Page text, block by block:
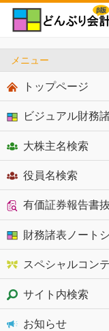
メニュー
トップページ
ビジュアル財務
大株主名検索
役員名検索
有価証券報告書
財務諸表ノート
スペシャルコン
サイト内検索
お知らせ